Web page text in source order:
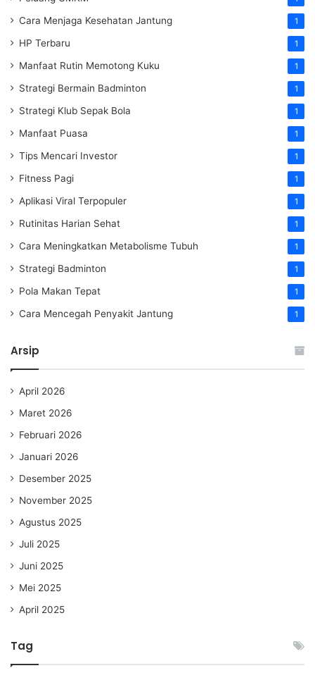
Cara Menjaga Kesehatan Jantung 1
HP Terbaru 1
Manfaat Rutin Memotong Kuku 1
Strategi Bermain Badminton 1
Strategi Klub Sepak Bola 1
Manfaat Puasa 1
Tips Mencari Investor 1
Fitness Pagi 1
Aplikasi Viral Terpopuler 1
Rutinitas Harian Sehat 1
Cara Meningkatkan Metabolisme Tubuh 1
Strategi Badminton 1
Pola Makan Tepat 1
Cara Mencegah Penyakit Jantung 1
Arsip
April 2026
Maret 2026
Februari 2026
Januari 2026
Desember 2025
November 2025
Agustus 2025
Juli 2025
Juni 2025
Mei 2025
April 2025
Tag